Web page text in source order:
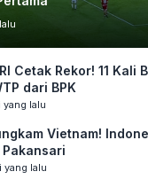
Cetak Rekor! 11 Kali
dari BPK
lalu
Vietnam!
yang lalu